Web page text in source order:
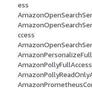
ess
ccess
AmazonPollyFullAccess